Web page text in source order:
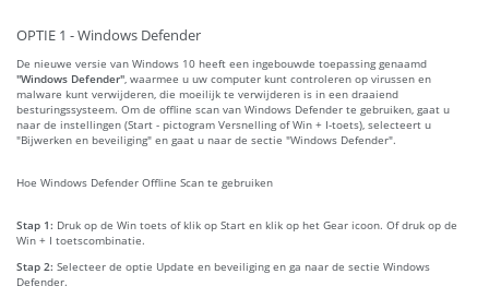
OPTIE 1 - Windows Defender
De nieuwe versie van Windows 10 heeft een ingebouwde toepassing genaamd
"Windows Defender" , waarmee u uw computer kunt controleren op virussen en
malware kunt verwijderen, die moeilijk te verwijderen is in een draaiend
besturingssysteem. Om de offline scan van Windows Defender te gebruiken, gaat u
naar de instellingen (Start - pictogram Versnelling of Win + I-toets), selecteert u
"Bijwerken en beveiliging" en gaat u naar de sectie "Windows Defender".
Hoe Windows Defender Offline Scan te gebruiken
Stap 1: Druk op de Win toets of klik op Start en klik op het Gear icoon. Of druk op de
Win + I toetscombinatie.
Stap 2: Selecteer de optie Update en beveiliging en ga naar de sectie Windows
Defender.